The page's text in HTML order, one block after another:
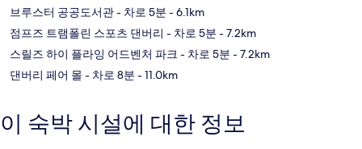
브루스터 공공도서관- 차로 5분 - 6.1km
점프즈 트램폴린 스포츠 댄버리 - 차로 5분 - 7.2km
스릴즈 하이 플라잉 어드벤처 파크 - 차로 5분 - 7.2km
댄버리 페어 몰 - 차로 8분 - 11.0km
이 숙박 시설에 대한 정보